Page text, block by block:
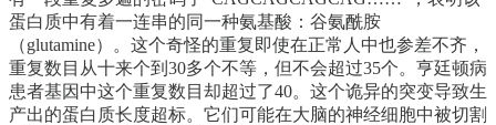
蛋白质中有着一连串的同一种氨基酸：谷氨酰胺
（glutamine）。这个奇怪的重复即使在正常人中也参差不齐，
重复数目从十来个到30多个不等，但不会超过35个。亨廷顿病
患者基因中这个重复数目却超过了40。这个诡异的突变导致生
产出的蛋白质长度超标。它们可能在大脑的神经细胞中被切割